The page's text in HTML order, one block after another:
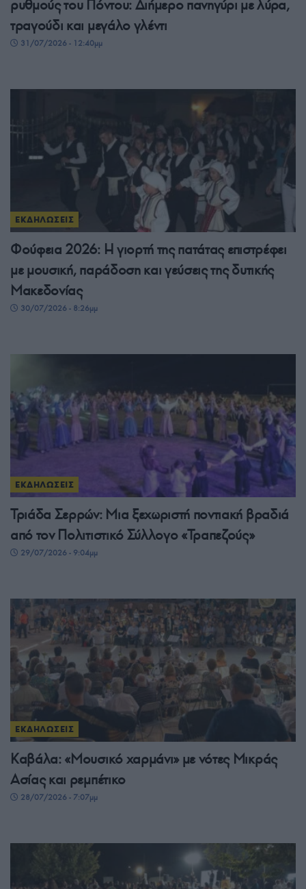
ρυθμούς του Πόντου: Διήμερο πανηγύρι με λύρα,
τραγούδι και μεγάλο γλέντι
31/07/2026 - 12:40μμ
ΕΚΔΗΛΩΣΕΙΣ
Φούφεια 2026: Η γιορτή της πατάτας επιστρέφει
με μουσική, παράδοση και γεύσεις της δυτικής
Μακεδονίας
30/07/2026 - 8:26μμ
ΕΚΔΗΛΩΣΕΙΣ
Τριάδα Σερρών: Μια ξεχωριστή ποντιακή βραδιά
από τον Πολιτιστικό Σύλλογο «Τραπεζούς»
29/07/2026 - 9:04μμ
ΕΚΔΗΛΩΣΕΙΣ
Καβάλα: «Μουσικό χαρμάνι» με νότες Μικράς
Ασίας και ρεμπέτικο
28/07/2026 - 7:07μμ